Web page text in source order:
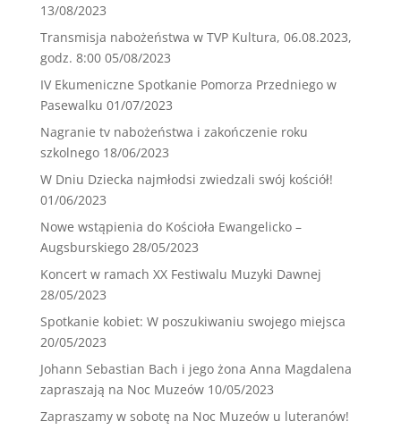
13/08/2023
Transmisja nabożeństwa w TVP Kultura, 06.08.2023,
godz. 8:00 05/08/2023
IV Ekumeniczne Spotkanie Pomorza Przedniego w
Pasewalku 01/07/2023
Nagranie tv nabożeństwa i zakończenie roku
szkolnego 18/06/2023
W Dniu Dziecka najmłodsi zwiedzali swój kościół!
01/06/2023
Nowe wstąpienia do Kościoła Ewangelicko –
Augsburskiego 28/05/2023
Koncert w ramach XX Festiwalu Muzyki Dawnej
28/05/2023
Spotkanie kobiet: W poszukiwaniu swojego miejsca
20/05/2023
Johann Sebastian Bach i jego żona Anna Magdalena
zapraszają na Noc Muzeów 10/05/2023
Zapraszamy w sobotę na Noc Muzeów u luteranów!